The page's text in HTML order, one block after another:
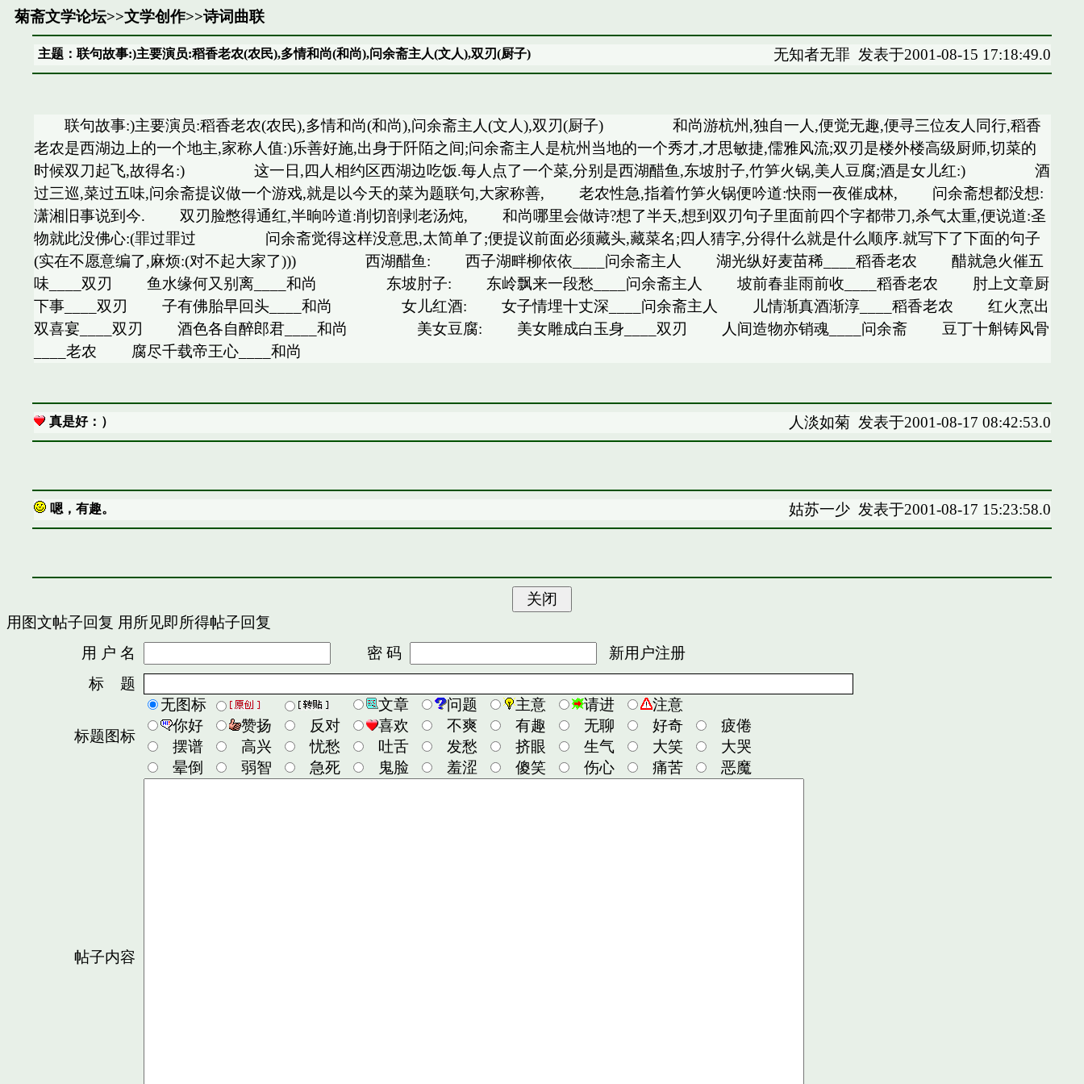
菊斋文学论坛>>文学创作>>诗词曲联
主题：联句故事:)主要演员:稻香老农(农民),多情和尚(和尚),问余斋主人(文人),双刃(厨子) 无知者无罪发表于2001-08-15 17:18:49.0
联句故事:)主要演员:稻香老农(农民),多情和尚(和尚),问余斋主人(文人),双刃(厨子) 和尚游杭州,独自一人,便觉无趣,便寻三位友人同行,稻香
老农是西湖边上的一个地主,家称人值:)乐善好施,出身于阡陌之间;问余斋主人是杭州当地的一个秀才,才思敏捷,儒雅风流;双刃是楼外楼高级厨师,切菜的
时候双刀起飞,故得名:) 这一日,四人相约区西湖边吃饭.每人点了一个菜,分别是西湖醋鱼,东坡肘子,竹笋火锅,美人豆腐;酒是女儿红:) 酒
过三巡,菜过五味,问余斋提议做一个游戏,就是以今天的菜为题联句,大家称善, 老农性急,指着竹笋火锅便吟道:快雨一夜催成林, 问余斋想都没想:
潇湘旧事说到今. 双刃脸憋得通红,半晌吟道:削切剖剥老汤炖, 和尚哪里会做诗?想了半天,想到双刃句子里面前四个字都带刀,杀气太重,便说道:圣
物就此没佛心:(罪过罪过 问余斋觉得这样没意思,太简单了;便提议前面必须藏头,藏菜名;四人猜字,分得什么就是什么顺序.就写下了下面的句子
(实在不愿意编了,麻烦:(对不起大家了))) 西湖醋鱼: 西子湖畔柳依依____问余斋主人 湖光纵好麦苗稀____稻香老农 醋就急火催五
味____双刃 鱼水缘何又别离____和尚 东坡肘子: 东岭飘来一段愁____问余斋主人 坡前春韭雨前收____稻香老农 肘上文章厨
下事____双刃 子有佛胎早回头____和尚 女儿红酒: 女子情埋十丈深____问余斋主人 儿情渐真酒渐淳____稻香老农 红火烹出
双喜宴____双刃 酒色各自醉郎君____和尚 美女豆腐: 美女雕成白玉身____双刃 人间造物亦销魂____问余斋 豆丁十斛铸风骨
____老农 腐尽千载帝王心____和尚
真是好：） 人淡如菊发表于2001-08-17 08:42:53.0
嗯，有趣。 姑苏一少发表于2001-08-17 15:23:58.0
用图文帖子回复 用所见即所得帖子回复
用 户 名
密 码
新用户注册
标 题
标题图标
无图标 文章 问题 主意 请进
注意
你好
赞扬 反对 喜欢 不爽 有趣 无聊 好奇
疲倦
摆谱
高兴 忧愁 吐舌 发愁 挤眼 生气 大笑
大哭
晕倒
弱智 急死 鬼脸 羞涩 傻笑 伤心 痛苦 恶魔
帖子内容